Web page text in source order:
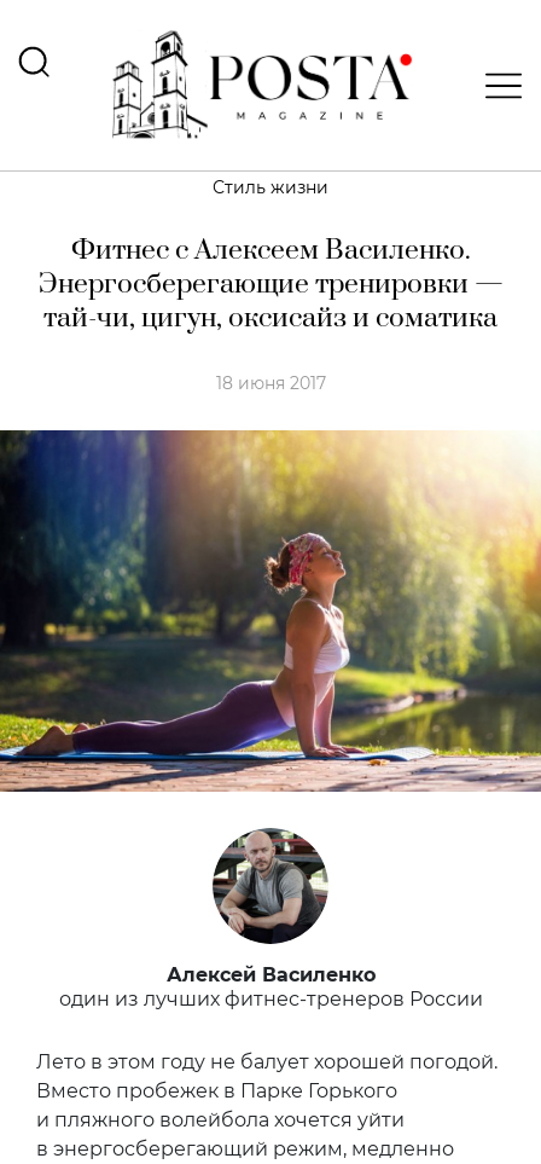
Стиль жизни
Фитнес с Алексеем Василенко.
Энергосберегающие тренировки —
тай-чи, цигун, оксисайз и соматика
18 июня 2017
Алексей Василенко
один из лучших фитнес-тренеров России
Лето в этом году не балует хорошей погодой.
Вместо пробежек в Парке Горького
и пляжного волейбола хочется уйти
в энергосберегающий режим, медленно